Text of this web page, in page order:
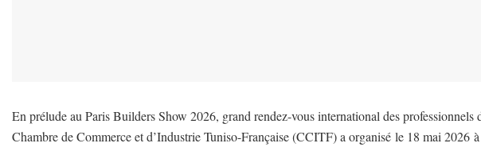
En prélude au Paris Builders Show 2026, grand rendez-vous international des professionnels
Chambre de Commerce et d’Industrie Tuniso-Française (CCITF) a organisé le 18 mai 2026